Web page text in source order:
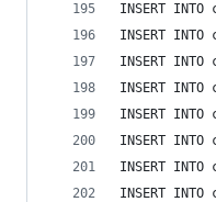
INSERT
INSERT
INSERT
INSERT
INSERT
INSERT
INSERT
INSERT